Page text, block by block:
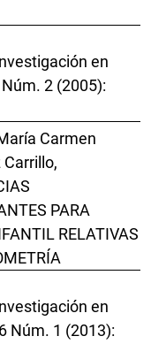
en
2 (2005):
Carmen
PARA
RELATIVAS
en
Núm. 1 (2013):